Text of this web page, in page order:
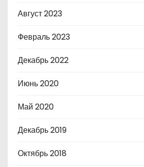
Август 2023
Февраль 2023
Декабрь 2022
Июнь 2020
Май 2020
Декабрь 2019
Октябрь 2018